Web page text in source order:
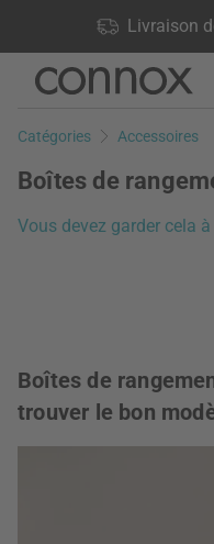
Livraison
produits en stock, Droit de
Aller
contenu
Aller
la
Catégories Accessoires
Boîtes de
Vous devez garder cela
Boîtes de
trouver le bon